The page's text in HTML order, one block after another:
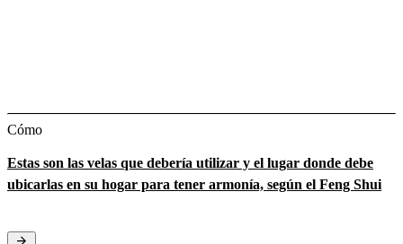
Cómo
Estas son las velas que debería utilizar y el lugar donde debe
ubicarlas en su hogar para tener armonía, según el Feng Shui